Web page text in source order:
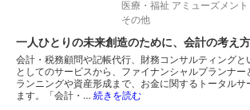
医療・福祉 アミューズメン
その他
一人ひとりの未来創造のために、会計の考え
会計・税務顧問や記帳代行、財務コンサルティングと
としてのサービスから、ファイナンシャルプランナ
ランニングや資産形成まで、お金に関するトータルサ
ます。「会計・… 続きを読む